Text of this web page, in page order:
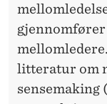
litteratur om
sensemaking